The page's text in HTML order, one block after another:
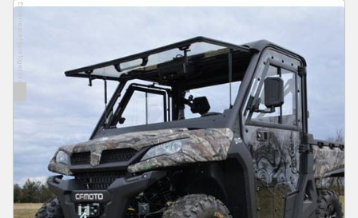
ExperienceMoreTogether